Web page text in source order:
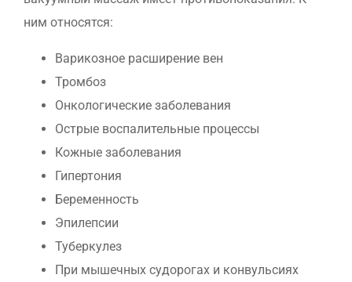
ним относятся:
Варикозное расширение вен
Тромбоз
Онкологические заболевания
Острые воспалительные процессы
Кожные заболевания
Гипертония
Беременность
Эпилепсии
Туберкулез
При мышечных судорогах и конвульсиях